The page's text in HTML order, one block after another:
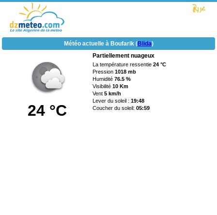
Météo actuelle à Boufarik (Blida)
24 °C
Partiellement nuageux
La température ressentie24 °C
Pression1018 mb
Humidité76.5 %
Visibilité10 Km
Vent5 km/h
Lever du soleil :19:48
Coucher du soleil:05:59